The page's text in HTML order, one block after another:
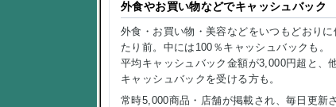
外食やお買い物などでキャッシュバック
外食・お買い物・美容などをいつもどおり
たり前。中には100％キャッシュバックも。
平均キャッシュバック金額が3,000円超と、
キャッシュバックを受ける方も。
常時5,000商品・店舗が掲載され、毎日更新